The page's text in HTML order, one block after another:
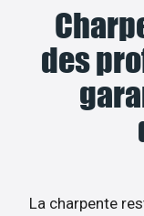
des
La charpente